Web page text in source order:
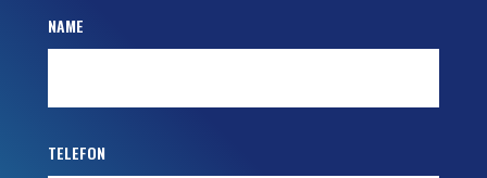
NAME
TELEFON